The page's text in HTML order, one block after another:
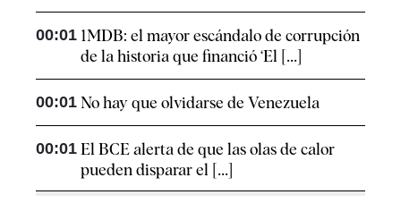
00:01 1MDB: el mayor escándalo de corrupción
de la historia que financió ‘El [...]
00:01 No hay que olvidarse de Venezuela
00:01 El BCE alerta de que las olas de calor
pueden disparar el [...]